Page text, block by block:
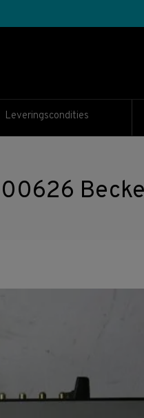
Leveringscondities